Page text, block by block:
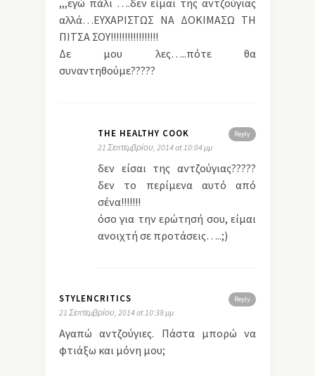
αλλά…ΕΥΧΑΡΙΣΤΩΣ ΝΑ ΔΟΚΙΜΑΣΩ ΤΗ
ΠΙΤΣΑ ΣΟΥ!!!!!!!!!!!!!!!!!
Δε μου λες…..πότε θα
συναντηθούμε?????
Reply
THE HEALTHY COOK
21 Σεπτεμβρίου, 2014 at 10:04 μμ
δεν είσαι της αντζούγιας?????
δεν το περίμενα αυτό από
σένα!!!!!!!
όσο για την ερώτησή σου, είμαι
ανοιχτή σε προτάσεις…..;)
Reply
STYLENCRITICS
21 Σεπτεμβρίου, 2014 at 10:38 μμ
Αγαπώ αντζούγιες. Πάστα μπορώ να
φτιάξω και μόνη μου;